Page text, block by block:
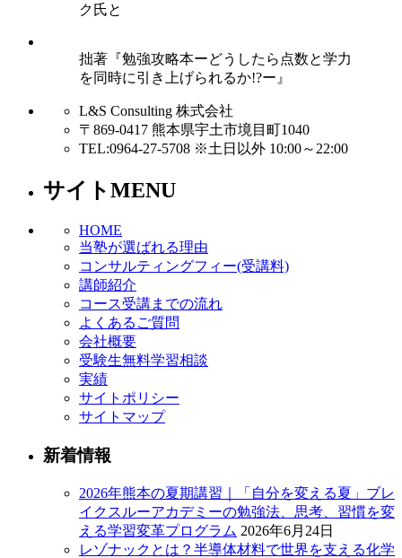
ク氏と
拙著『勉強攻略本ーどうしたら点数と学力
を同時に引き上げられるか!?ー』
L&S Consulting 株式会社
〒869-0417 熊本県宇土市境目町1040
TEL:0964-27-5708 ※土日以外 10:00～22:00
サイトMENU
HOME
当塾が選ばれる理由
コンサルティングフィー(受講料)
講師紹介
コース受講までの流れ
よくあるご質問
会社概要
受験生無料学習相談
実績
サイトポリシー
サイトマップ
新着情報
2026年熊本の夏期講習｜「自分を変える夏」ブレ
イクスルーアカデミーの勉強法、思考、習慣を変
える学習変革プログラム 2026年6月24日
レゾナックとは？半導体材料で世界を支える化学